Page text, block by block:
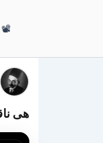
📽
هى